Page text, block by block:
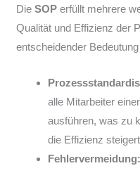
DieSOP erfüllt mehrere
Qualität und Effizienz der
entscheidender
alle Mitarbeiter
ausführen, was zu
die Effizienz
Fehlervermeidung: